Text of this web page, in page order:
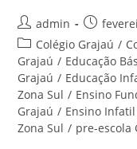
Autor
do
post:
admin
Post
Categoria
do
post:
Colégio Grajaú /
Grajaú / Educação
Grajaú / Educação
Zona Sul / Ensino
Grajaú / Ensino
Zona Sul / pre-escola